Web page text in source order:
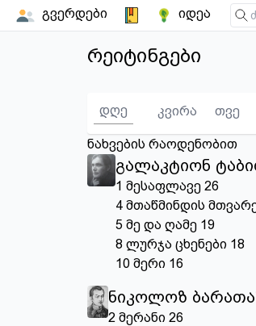
გვერდები იდეა
რეიტინგები
დღე კვირა თვე
ნახვების რაოდენობით
გალაკტიონ
1 მესაფლავე 26
4 მთაწმინდის
5 მე და ღამე 19
8 ლურჯა ცხენები 18
10 მერი 16
ნიკოლოზ
2 მერანი 26